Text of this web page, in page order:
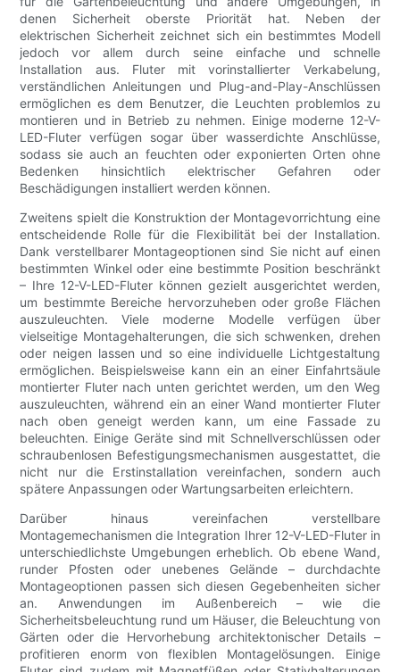
denen Sicherheit oberste Priorität hat. Neben der
elektrischen Sicherheit zeichnet sich ein bestimmtes Modell
jedoch vor allem durch seine einfache und schnelle
Installation aus. Fluter mit vorinstallierter Verkabelung,
verständlichen Anleitungen und Plug-and-Play-Anschlüssen
ermöglichen es dem Benutzer, die Leuchten problemlos zu
montieren und in Betrieb zu nehmen. Einige moderne 12-V-
LED-Fluter verfügen sogar über wasserdichte Anschlüsse,
sodass sie auch an feuchten oder exponierten Orten ohne
Bedenken hinsichtlich elektrischer Gefahren oder
Beschädigungen installiert werden können.
Zweitens spielt die Konstruktion der Montagevorrichtung eine
entscheidende Rolle für die Flexibilität bei der Installation.
Dank verstellbarer Montageoptionen sind Sie nicht auf einen
bestimmten Winkel oder eine bestimmte Position beschränkt
– Ihre 12-V-LED-Fluter können gezielt ausgerichtet werden,
um bestimmte Bereiche hervorzuheben oder große Flächen
auszuleuchten. Viele moderne Modelle verfügen über
vielseitige Montagehalterungen, die sich schwenken, drehen
oder neigen lassen und so eine individuelle Lichtgestaltung
ermöglichen. Beispielsweise kann ein an einer Einfahrtsäule
montierter Fluter nach unten gerichtet werden, um den Weg
auszuleuchten, während ein an einer Wand montierter Fluter
nach oben geneigt werden kann, um eine Fassade zu
beleuchten. Einige Geräte sind mit Schnellverschlüssen oder
schraubenlosen Befestigungsmechanismen ausgestattet, die
nicht nur die Erstinstallation vereinfachen, sondern auch
spätere Anpassungen oder Wartungsarbeiten erleichtern.
Darüber hinaus vereinfachen verstellbare
Montagemechanismen die Integration Ihrer 12-V-LED-Fluter in
unterschiedlichste Umgebungen erheblich. Ob ebene Wand,
runder Pfosten oder unebenes Gelände – durchdachte
Montageoptionen passen sich diesen Gegebenheiten sicher
an. Anwendungen im Außenbereich – wie die
Sicherheitsbeleuchtung rund um Häuser, die Beleuchtung von
Gärten oder die Hervorhebung architektonischer Details –
profitieren enorm von flexiblen Montagelösungen. Einige